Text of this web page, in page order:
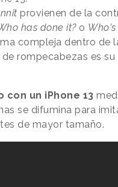
provienen de la
has done it?o
compleja dentro de
rompecabezas es
con un iPhone 13
se difumina para
de mayor tamaño.